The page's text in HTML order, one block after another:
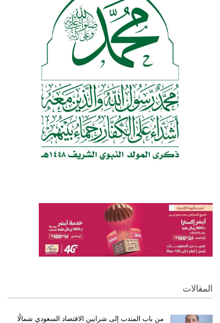
المقالات
من باب المندب إلى شرايين الاقتصاد السعودي شمالًا